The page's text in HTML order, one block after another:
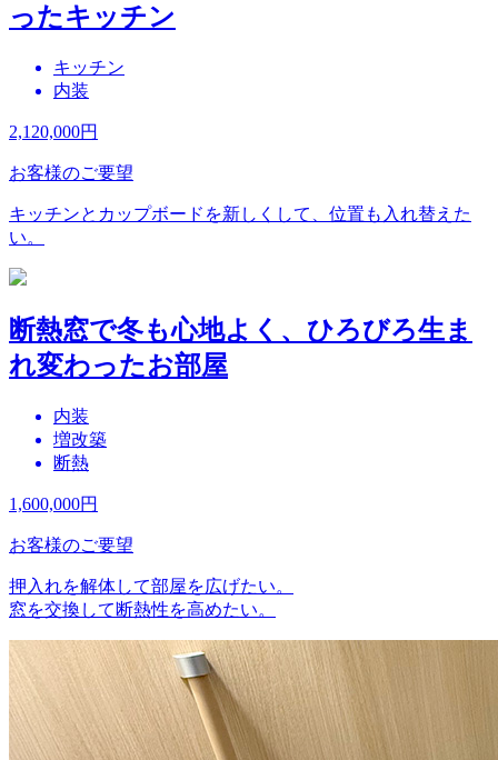
ったキッチン
キッチン
内装
2,120,000円
お客様のご要望
キッチンとカップボードを新しくして、位置も入れ替えた
い。
断熱窓で冬も心地よく、ひろびろ生ま
れ変わったお部屋
内装
増改築
断熱
1,600,000円
お客様のご要望
押入れを解体して部屋を広げたい。
窓を交換して断熱性を高めたい。